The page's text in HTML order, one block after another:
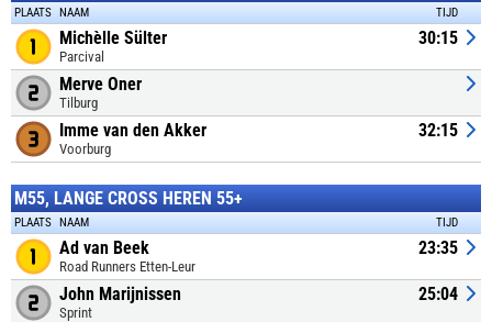
PLAATS NAAM TIJD
Michèlle Sülter
Parcival
30:15
Merve Oner
Tilburg
Imme van den Akker
Voorburg
32:15
M55, LANGE CROSS HEREN 55+
PLAATS NAAM TIJD
Ad van Beek
Road Runners Etten-Leur
23:35
John Marijnissen
Sprint
25:04